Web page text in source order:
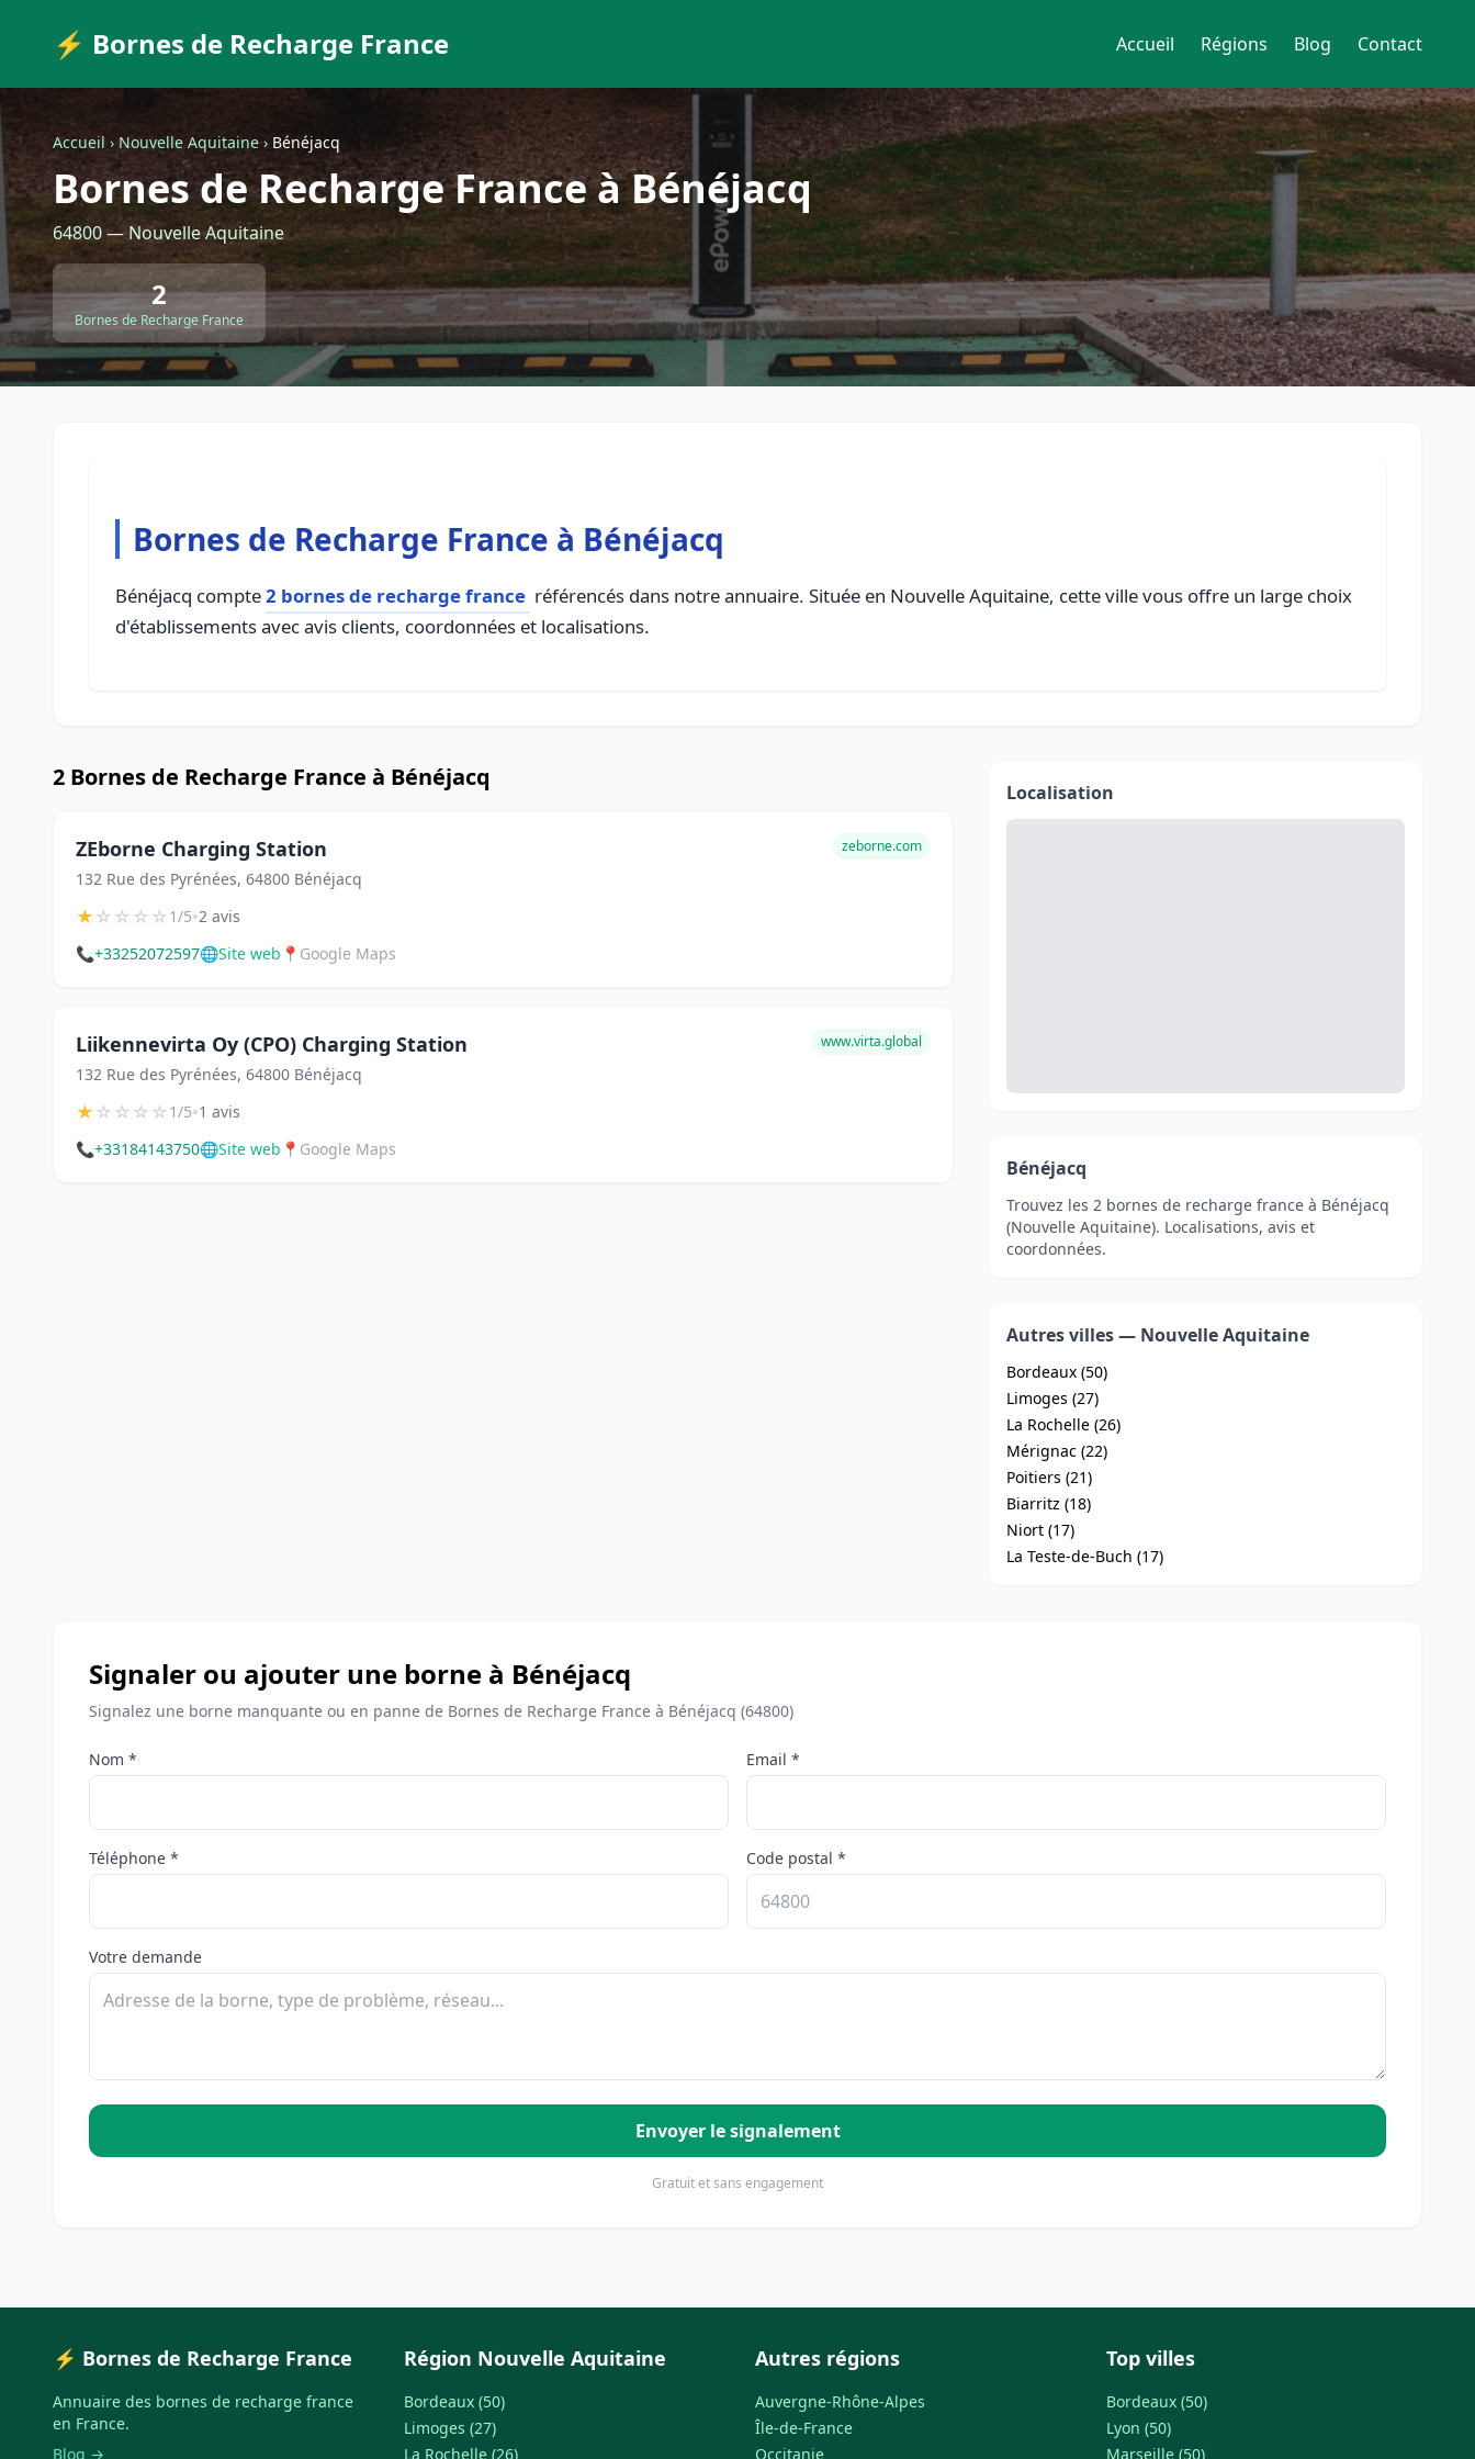
⚡ Bornes de Recharge France Accueil Régions Blog Contact
Accueil › Nouvelle Aquitaine › Bénéjacq
Bornes de Recharge France à Bénéjacq
64800 — Nouvelle Aquitaine
2
Bornes de Recharge France
Bornes de Recharge France à Bénéjacq
Bénéjacq compte2 bornes de recharge france référencés dans notre annuaire. Située en Nouvelle Aquitaine, cette ville vous offre un large choix
d'établissements avec avis clients, coordonnées et localisations.
2 Bornes de Recharge France à Bénéjacq
ZEborne Charging Station
132 Rue des Pyrénées, 64800 Bénéjacq
zeborne.com
★☆☆☆☆1/5•2 avis
📞+33252072597🌐Site web 📍 Google Maps
Liikennevirta Oy (CPO) Charging Station
132 Rue des Pyrénées, 64800 Bénéjacq
www.virta.global
★☆☆☆☆1/5•1 avis
📞+33184143750🌐Site web 📍 Google Maps
Localisation
Bénéjacq
Trouvez les 2 bornes de recharge france à Bénéjacq
(Nouvelle Aquitaine). Localisations, avis et
coordonnées.
Autres villes — Nouvelle Aquitaine
Bordeaux (50)
Limoges (27)
La Rochelle (26)
Mérignac (22)
Poitiers (21)
Biarritz (18)
Niort (17)
La Teste-de-Buch (17)
Signaler ou ajouter une borne à Bénéjacq
Signalez une borne manquante ou en panne de Bornes de Recharge France à Bénéjacq (64800)
Nom * Email *
Téléphone * Code postal *
Votre demande
Envoyer le signalement
Gratuit et sans engagement
⚡ Bornes de Recharge France
Annuaire des bornes de recharge france
en France.
Blog →
Région Nouvelle Aquitaine
Bordeaux (50)
Limoges (27)
La Rochelle (26)
Autres régions
Auvergne-Rhône-Alpes
Île-de-France
Occitanie
Top villes
Bordeaux (50)
Lyon (50)
Marseille (50)